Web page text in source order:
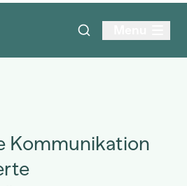
Kommunikation